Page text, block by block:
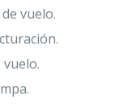
vuelo.
vuelo.